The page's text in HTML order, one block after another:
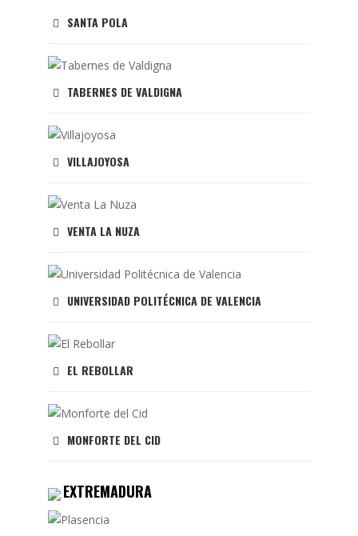
SANTA POLA
TABERNES DE VALDIGNA
VILLAJOYOSA
VENTA LA NUZA
UNIVERSIDAD POLITÉCNICA DE VALENCIA
EL REBOLLAR
MONFORTE DEL CID
EXTREMADURA